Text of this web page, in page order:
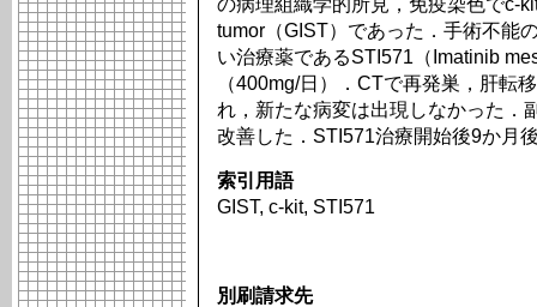
の病理組織学的所見，免疫染色でc-
tumor（GIST）であった．手術不能
い治療薬であるSTI571（Imatinib
（400mg/日）．CTで再発巣，肝転
れ，新たな病変は出現しなかった．
改善した．STI571治療開始後9か月
索引用語
GIST, c-kit, STI571
別刷請求先